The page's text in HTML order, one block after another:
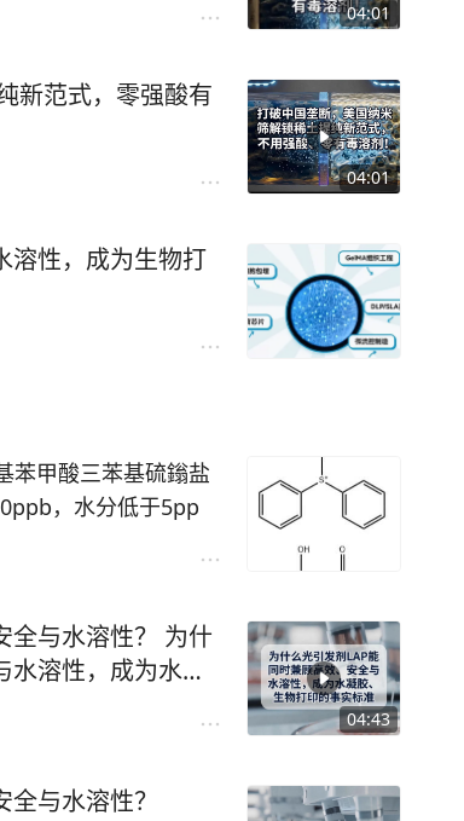
04:01
04:01
新范式，零强酸有
溶性，成为生物打
苯甲酸三苯基硫鎓盐
，水分低于5pp
36936-60-4；三
，也可以
04:43
全与水溶性？ 为什
水溶性，成为水凝
与水溶性？